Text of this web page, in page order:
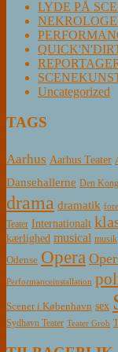
LYDE PÅ
Uncategorized
TAGS
Aarhus Aarhus Teater
Dansehallerne Den
drama dramatik
Teater Internationalt
kærlighed musical musik
Odense Opera
Performanceinstallation
Scener i København sex
Sydhavn Teater Teater Grob